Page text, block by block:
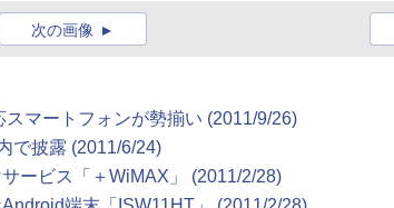
次の画像
マートフォンが勢揃い (2011/9/26)
で披露 (2011/6/24)
ービス「＋WiMAX」
(2011/2/28)